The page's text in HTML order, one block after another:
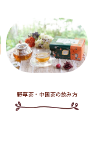
野草茶・中国茶の飲み方